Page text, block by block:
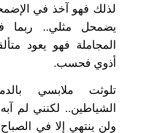
لذلك فهو آخذ في
يضمحل مثلي.. ربما
المجاملة فهو يعود
أذوي فحسب.
تلوثت ملابسي
الشياطين.. لكنني لم
ولن ينتهي إلا في